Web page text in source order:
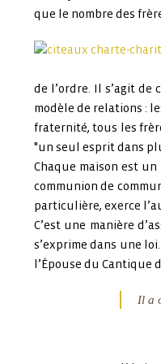
que le nombre des
de l’ordre. Il s’agit
modèle de relations :
fraternité, tous les
"un seul esprit dans
Chaque maison est
communion de
particulière, exerce
C’est une manière
s’exprime dans une
l’Épouse du Cantique
Il a